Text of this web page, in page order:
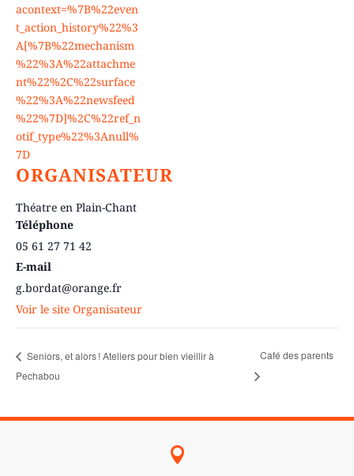
acontext=%7B%22even
t_action_history%22%3
A[%7B%22mechanism
%22%3A%22attachme
nt%22%2C%22surface
%22%3A%22newsfeed
%22%7D]%2C%22ref_n
otif_type%22%3Anull%
7D
ORGANISATEUR
Théatre en Plain-Chant
Téléphone
05 61 27 71 42
E-mail
g.bordat@orange.fr
Voir le site Organisateur
Seniors, et alors ! Ateliers pour bien vieillir à
Pechabou
Café des parents
